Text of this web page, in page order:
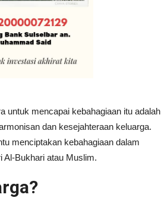
untuk mencapai kebahagiaan itu adalah
dan kesejahteraan keluarga.
menciptakan kebahagiaan dalam
Al-Bukhari atau Muslim.